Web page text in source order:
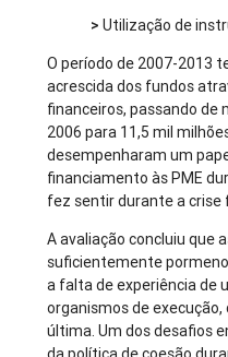
>Utilização de
O período de 2007-2013
acrescida dos fundos
financeiros, passando de
2006 para 11,5 mil
desempenharam um
financiamento às PME
fez sentir durante a crise
A avaliação concluiu que
suficientemente
a falta de experiência de
organismos de
última. Um dos desafios